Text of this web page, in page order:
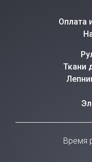
Оплата
Ткани
Время